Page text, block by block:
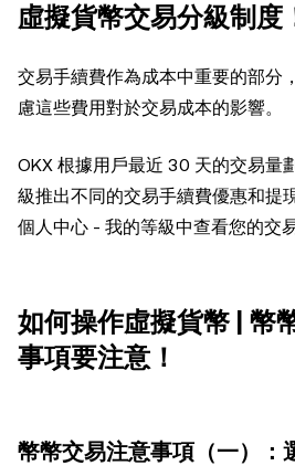
虛擬貨幣交易分級制度
交易手續費作為成本中重要的部分
慮這些費用對於交易成本的影響。
OKX 根據用戶最近 30 天的交易量
級推出不同的交易手續費優惠和提
個人中心 - 我的等級中查看您的交
如何操作虛擬貨幣 | 幣
事項要注意！
幣幣交易注意事項（一）：